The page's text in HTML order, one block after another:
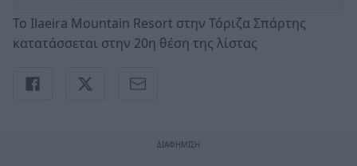
Το Ilaeira Mountain Resort στην Τόριζα Σπάρτης
κατατάσσεται στην 20η θέση της λίστας